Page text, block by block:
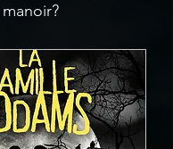
manoir?